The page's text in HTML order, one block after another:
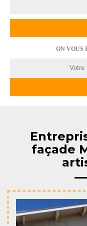
ON VOUS
façade